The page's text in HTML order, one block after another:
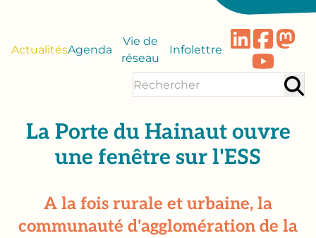
ActualitésAgenda
Vie de
réseau
Infolettre
La Porte du Hainaut ouvre
une fenêtre sur l'ESS
A la fois rurale et urbaine, la
communauté d'agglomération de la